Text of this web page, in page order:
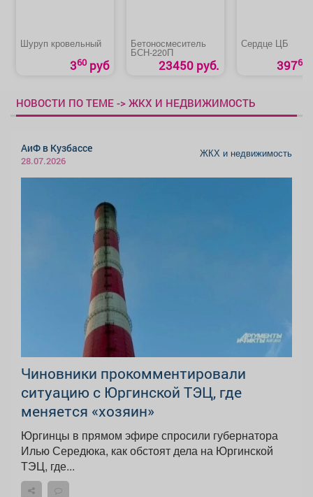
Шуруп кровельный
360 руб
Бетоносмеситель
БСН-220П
23450 руб.
Сердце ЦБ
39760
НОВОСТИ ПО ТЕМЕ -> ЖКХ И НЕДВИЖИМОСТЬ
АиФ в Кузбассе
28.07.2026
ЖКХ и недвижимость
Чиновники прокомментировали
ситуацию с Юргинской ТЭЦ, где
меняется «хозяин»
Юргинцы в прямом эфире спросили губернатора
Илью Середюка, как обстоят дела на Юргинской
ТЭЦ, где...